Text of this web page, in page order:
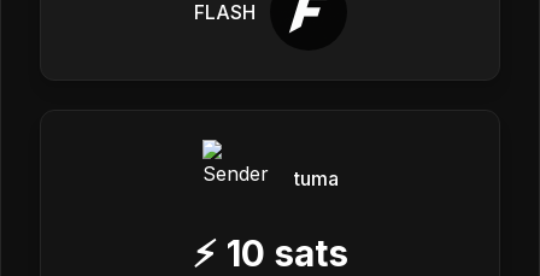
FLASH
tuma
⚡ 10 sats